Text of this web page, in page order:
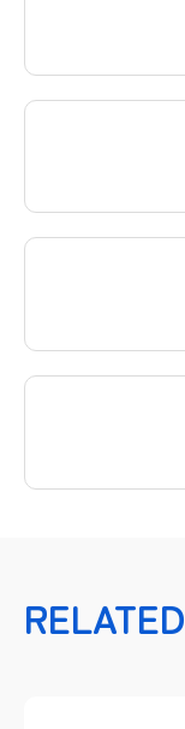
RELATED